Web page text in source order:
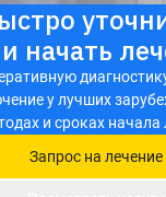
начать
у лучших
и сроках начала
Запрос на лечение